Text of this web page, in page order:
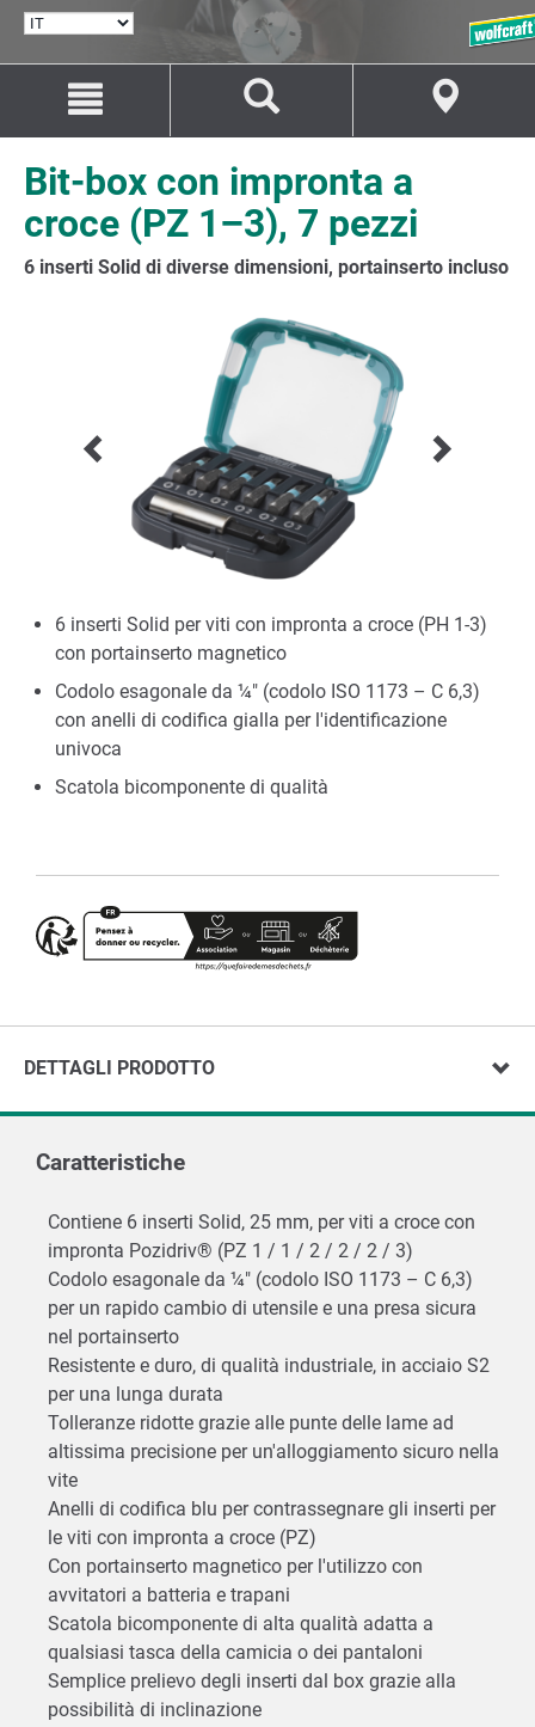
SELEZIONA
contenuto
navigazione
Bit-box con impronta a
croce (PZ 1–3), 7 pezzi
6 inserti Solid di diverse dimensioni, portainserto incluso
6 inserti Solid per viti con impronta a croce (PH 1-3)
con portainserto magnetico
Codolo esagonale da ¼" (codolo ISO 1173 – C 6,3)
con anelli di codifica gialla per l'identificazione
univoca
Scatola bicomponente di qualità
DETTAGLI PRODOTTO
Caratteristiche
Contiene 6 inserti Solid, 25 mm, per viti a croce con
impronta Pozidriv® (PZ 1 / 1 / 2 / 2 / 2 / 3)
Codolo esagonale da ¼" (codolo ISO 1173 – C 6,3)
per un rapido cambio di utensile e una presa sicura
nel portainserto
Resistente e duro, di qualità industriale, in acciaio S2
per una lunga durata
Tolleranze ridotte grazie alle punte delle lame ad
altissima precisione per un'alloggiamento sicuro nella
vite
Anelli di codifica blu per contrassegnare gli inserti per
le viti con impronta a croce (PZ)
Con portainserto magnetico per l'utilizzo con
avvitatori a batteria e trapani
Scatola bicomponente di alta qualità adatta a
qualsiasi tasca della camicia o dei pantaloni
Semplice prelievo degli inserti dal box grazie alla
possibilità di inclinazione